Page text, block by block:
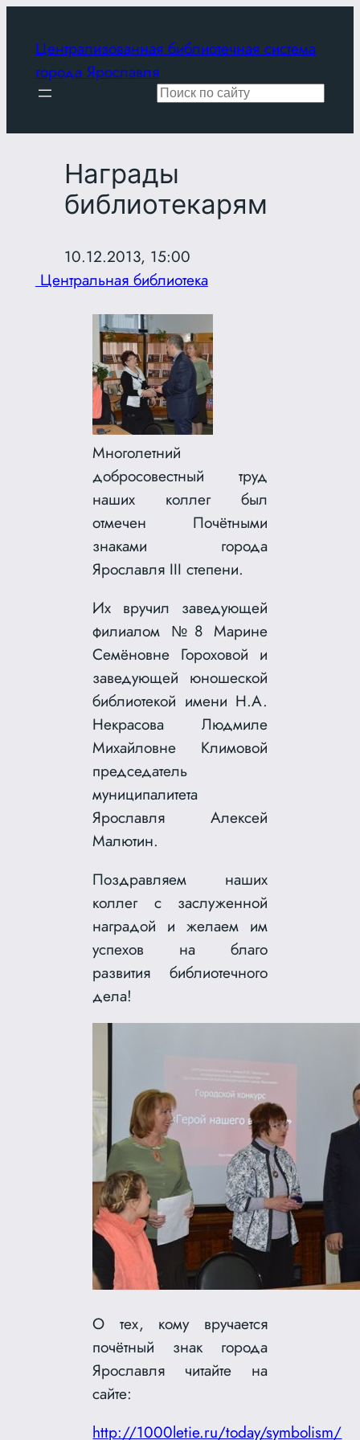
содержимому
Централизованная библиотечная система
города Ярославля
Поиск
Награды
библиотекарям
10.12.2013, 15:00
Центральная библиотека
Многолетний
добросовестный труд
наших коллег был
отмечен Почётными
знаками города
Ярославля III степени.
Их вручил заведующей
филиалом №8 Марине
Семёновне Гороховой и
заведующей юношеской
библиотекой имени Н.А.
Некрасова Людмиле
Михайловне Климовой
председатель
муниципалитета
Ярославля Алексей
Малютин.
Поздравляем наших
коллег с заслуженной
наградой и желаем им
успехов на благо
развития библиотечного
дела!
О тех, кому вручается
почётный знак города
Ярославля читайте на
сайте:
http://1000letie.ru/today/symbolism/